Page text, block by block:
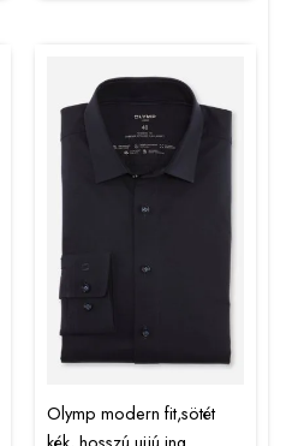
Olymp modern fit,sötét